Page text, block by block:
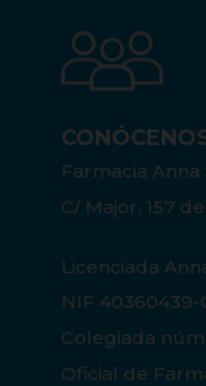
Farmacia
C/ Major, 157
Licenciada
NIF 40360439-
Colegiada
Oficial de